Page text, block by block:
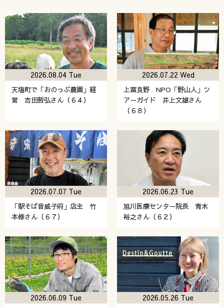
天塩町で「おのっぷ農園」経
営 吉田哲弘さん（６４）
2026.08.04 Tue
上富良野 NPO「野山人」ツ
アーガイド 井上文雄さん
（６８）
2026.07.22 Wed
「駅そば音威子府」店主 竹
本修さん（６７）
2026.07.07 Tue
旭川医療センター院長 青木
裕之さん（６２）
2026.06.23 Tue
2026.06.09 Tue 2026.05.26 Tue